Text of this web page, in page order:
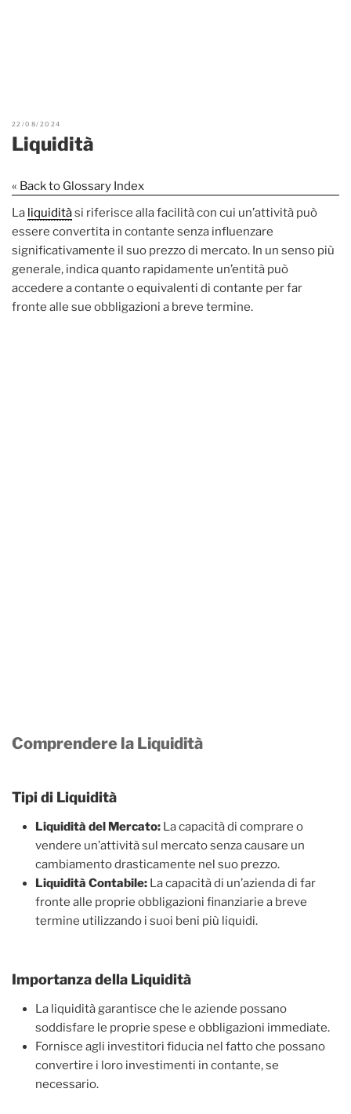
22/08/2024
Liquidità
« Back to Glossary Index
La liquiditàsi riferisce alla facilità con cui un’attività può
essere convertita in contante senza influenzare
significativamente il suo prezzo di mercato. In un senso più
generale, indica quanto rapidamente un’entità può
accedere a contante o equivalenti di contante per far
fronte alle sue obbligazioni a breve termine.
Comprendere la Liquidità
Tipi di Liquidità
Liquidità del Mercato: La capacità di comprare o
vendere un’attività sul mercato senza causare un
cambiamento drasticamente nel suo prezzo.
Liquidità Contabile: La capacità di un’azienda di far
fronte alle proprie obbligazioni finanziarie a breve
termine utilizzando i suoi beni più liquidi.
Importanza della Liquidità
La liquidità garantisce che le aziende possano
soddisfare le proprie spese e obbligazioni immediate.
Fornisce agli investitori fiducia nel fatto che possano
convertire i loro investimenti in contante, se
necessario.